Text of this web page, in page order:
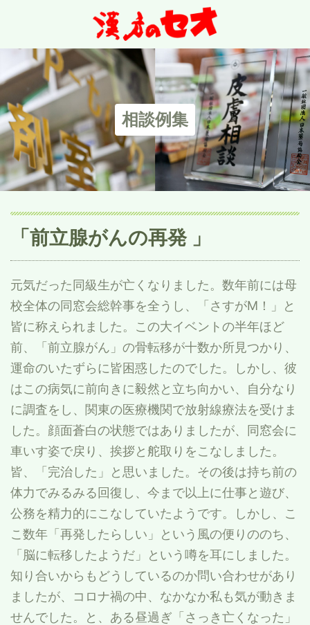
相談例集
「前立腺がんの再発 」
元気だった同級生が亡くなりました。数年前には母
校全体の同窓会総幹事を全うし、「さすがM！」と
皆に称えられました。この大イベントの半年ほど
前、「前立腺がん」の骨転移が十数か所見つかり、
運命のいたずらに皆困惑したのでした。しかし、彼
はこの病気に前向きに毅然と立ち向かい、自分なり
に調査をし、関東の医療機関で放射線療法を受けま
した。顔面蒼白の状態ではありましたが、同窓会に
車いす姿で戻り、挨拶と舵取りをこなしました。
皆、「完治した」と思いました。その後は持ち前の
体力でみるみる回復し、今まで以上に仕事と遊び、
公務を精力的にこなしていたようです。しかし、こ
こ数年「再発したらしい」という風の便りののち、
「脳に転移したようだ」という噂を耳にしました。
知り合いからもどうしているのか問い合わせがあり
ましたが、コロナ禍の中、なかなか私も気が動きま
せんでした。と、ある昼過ぎ「さっき亡くなった」